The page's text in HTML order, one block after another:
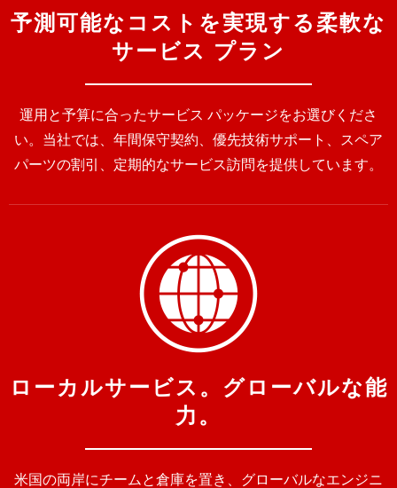
予測可能なコストを実現する柔軟な
サービス プラン
運用と予算に合ったサービス パッケージをお選びくださ
い。当社では、年間保守契約、優先技術サポート、スペア
パーツの割引、定期的なサービス訪問を提供しています。
ローカルサービス。グローバルな能
力。
米国の両岸にチームと倉庫を置き、グローバルなエンジニ